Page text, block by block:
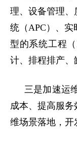
理、设备管理
统（APC）、
型的系统工程
计、排程排产、
三是加速运
成本、提高服
维场景落地，开